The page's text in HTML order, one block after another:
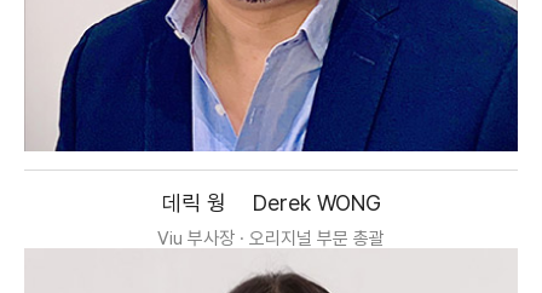
데릭 웡 Derek WONG
Viu 부사장 · 오리지널 부문 총괄